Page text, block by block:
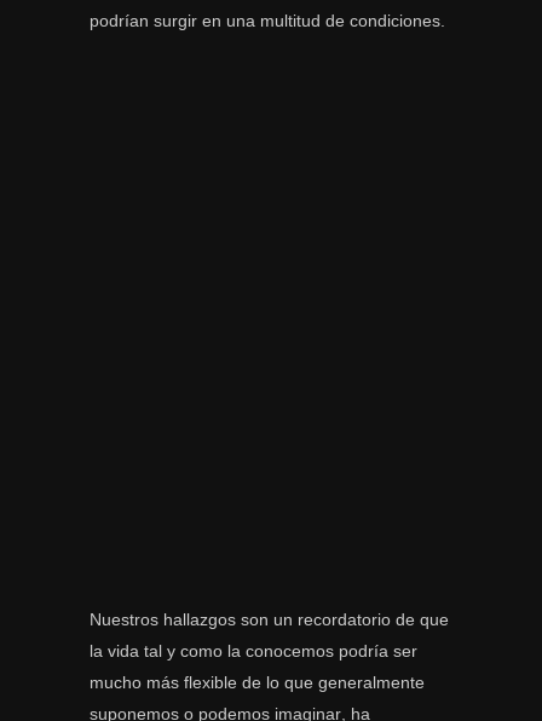
podrían surgir en una multitud de condiciones.
Nuestros hallazgos son un recordatorio de que
la vida tal y como la conocemos podría ser
mucho más flexible de lo que generalmente
suponemos o podemos imaginar, ha